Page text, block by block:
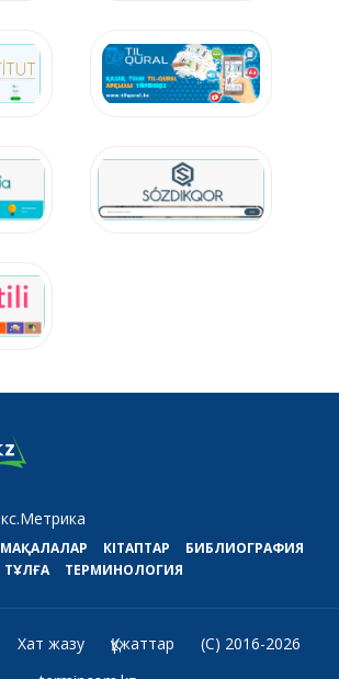
МАҚАЛАЛАР КІТАПТАР
БИБЛИОГРАФИЯ
ТҰЛҒА
ТЕРМИНОЛОГИЯ
Хат жазу Құжаттар
(C) 2016-2026